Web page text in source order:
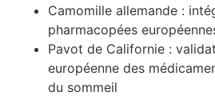
Camomille allemande :
pharmacopées
Pavot de Californie :
européenne des
du sommeil